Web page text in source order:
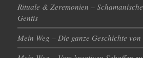
Rituale & Zeremonien –
Gentis
Mein Weg – Die ganze Geschichte